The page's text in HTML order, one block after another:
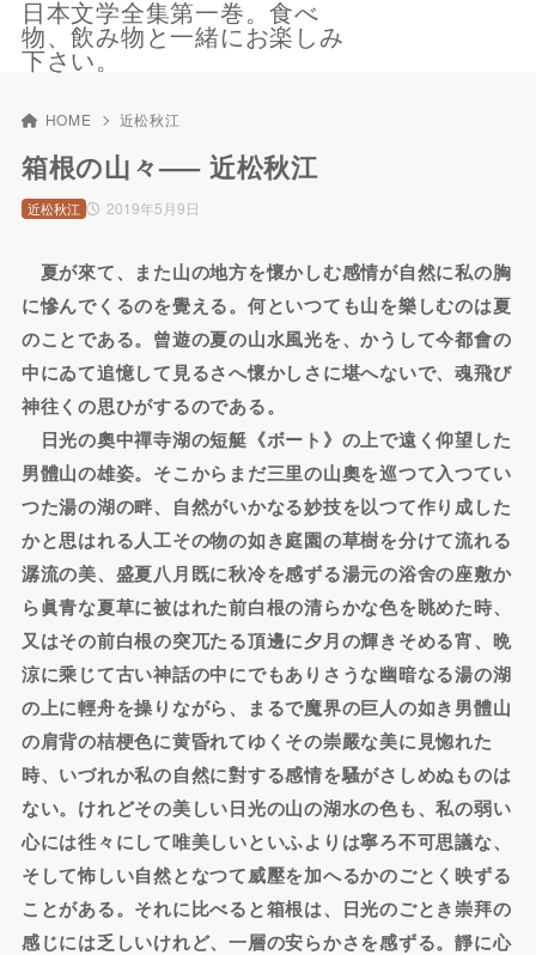
日本文学全集第一巻。食べ
物、飲み物と一緒にお楽しみ
下さい。
HOME 近松秋江
箱根の山々—– 近松秋江
2019年5月9日
近松秋江
夏が來て、また山の地方を懷かしむ感情が自然に私の胸
に慘んでくるのを覺える。何といつても山を樂しむのは夏
のことである。曾遊の夏の山水風光を、かうして今都會の
中にゐて追憶して見るさへ懷かしさに堪へないで、魂飛び
神往くの思ひがするのである。
日光の奧中禪寺湖の短艇《ボート》の上で遠く仰望した
男體山の雄姿。そこからまだ三里の山奧を巡つて入つてい
つた湯の湖の畔、自然がいかなる妙技を以つて作り成した
かと思はれる人工その物の如き庭園の草樹を分けて流れる
潺流の美、盛夏八月既に秋冷を感ずる湯元の浴舍の座敷か
ら眞青な夏草に被はれた前白根の清らかな色を眺めた時、
又はその前白根の突兀たる頂邊に夕月の輝きそめる宵、晩
涼に乘じて古い神話の中にでもありさうな幽暗なる湯の湖
の上に輕舟を操りながら、まるで魔界の巨人の如き男體山
の肩背の桔梗色に黄昏れてゆくその崇嚴な美に見惚れた
時、いづれか私の自然に對する感情を騷がさしめぬものは
ない。けれどその美しい日光の山の湖水の色も、私の弱い
心には徃々にして唯美しいといふよりは寧ろ不可思議な、
そして怖しい自然となつて威壓を加へるかのごとく映ずる
ことがある。それに比べると箱根は、日光のごとき崇拜の
感じには乏しいけれど、一層の安らかさを感ずる。靜に心